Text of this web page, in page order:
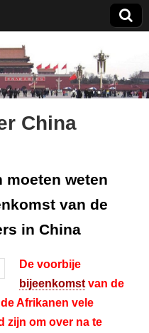
China
moeten weten
van de
in China
De voorbije
bijeenkomst van de
Afrikanen vele
zijn om over na te